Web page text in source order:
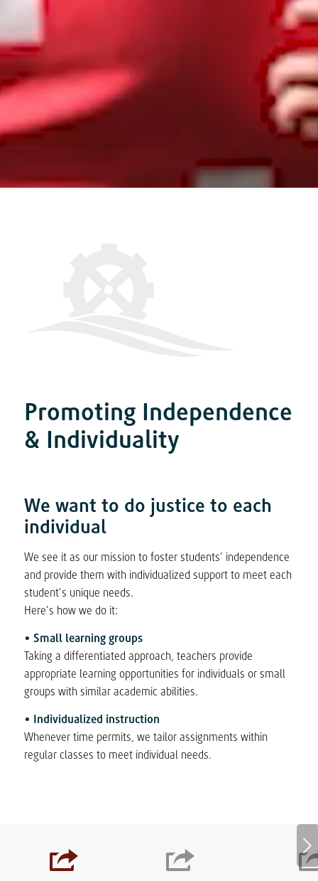
Promoting Independence
& Individuality
We want to do justice to each
individual
We see it as our mission to foster students’ independence
and provide them with individualized support to meet each
student’s unique needs.
Here’s how we do it:
• Small learning groups
Taking a differentiated approach, teachers provide
appropriate learning opportunities for individuals or small
groups with similar academic abilities.
• Individualized instruction
Whenever time permits, we tailor assignments within
regular classes to meet individual needs.